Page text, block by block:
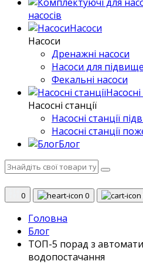
насосів
Насоси
Насоси
Дренажні насоси
Насоси для
Фекальні насоси
Насосні
Насосні станції
Насосні станції
Насосні станції
Блог
0 0
Головна
Блог
ТОП-5 порад з
водопостачання